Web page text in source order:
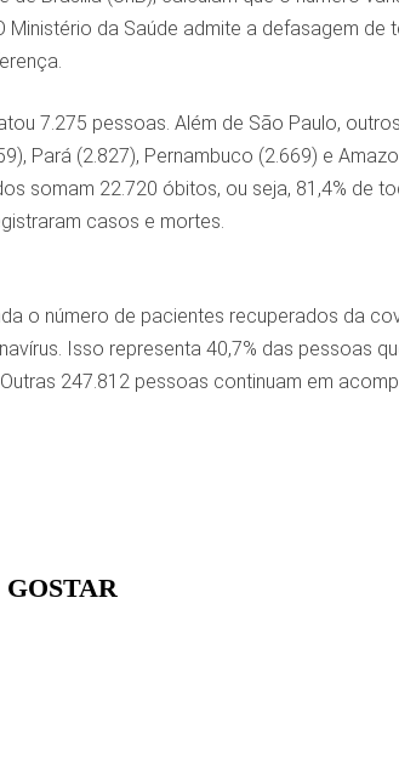
Ministério da Saúde admite a defasagem
7.275 pessoas. Além de São Paulo,
Pará (2.827), Pernambuco (2.669) e
somam 22.720 óbitos, ou seja, 81,4% de
casos e mortes.
o número de pacientes recuperados da
Isso representa 40,7% das pessoas
247.812 pessoas continuam em